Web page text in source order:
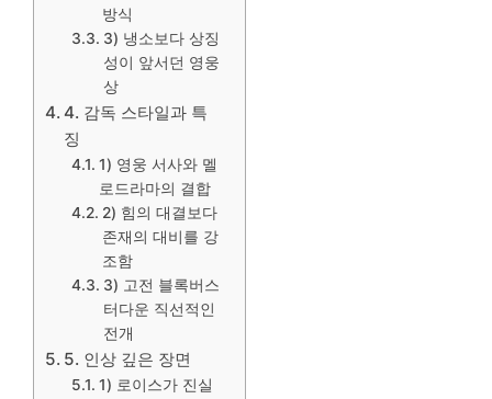
방식
3) 냉소보다 상징
성이 앞서던 영웅
상
4. 감독 스타일과 특
징
1) 영웅 서사와 멜
로드라마의 결합
2) 힘의 대결보다
존재의 대비를 강
조함
3) 고전 블록버스
터다운 직선적인
전개
5. 인상 깊은 장면
1) 로이스가 진실